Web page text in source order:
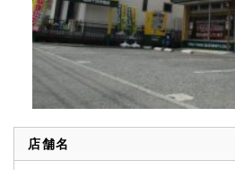
店舗名